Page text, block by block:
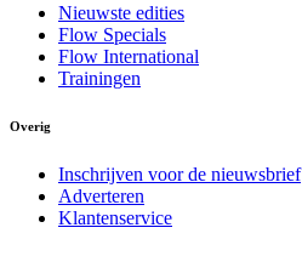
Nieuwste edities
Flow Specials
Flow International
Trainingen
Overig
Inschrijven voor de nieuwsbrief
Adverteren
Klantenservice